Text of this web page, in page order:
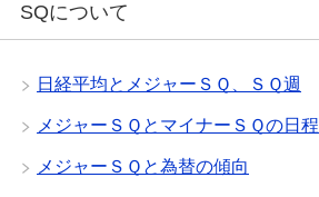
SQについて
日経平均とメジャーＳＱ、ＳＱ週
メジャーＳＱとマイナーＳＱの日程
メジャーＳＱと為替の傾向